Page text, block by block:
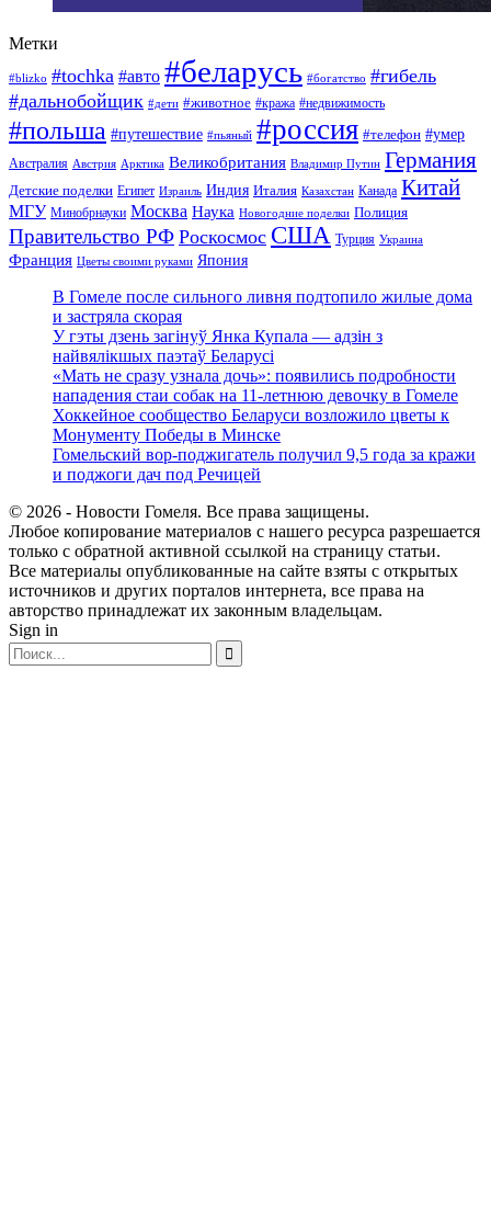
Метки
#blizko #tochka #авто #беларусь #богатство #гибель
#дальнобойщик #дети #животное #кража #недвижимость
#польша #путешествие #пьяный #россия #телефон #умер
Австралия Австрия Арктика Великобритания Владимир Путин Германия
Детские поделки Египет Израиль Индия Италия Казахстан Канада Китай
МГУ Минобрнауки Москва Наука Новогодние поделки Полиция
Правительство РФ Роскосмос США Турция Украина
Франция Цветы своими руками Япония
В Гомеле после сильного ливня подтопило жилые дома
и застряла скорая
У гэты дзень загінуў Янка Купала — адзін з
найвялікшых паэтаў Беларусі
«Мать не сразу узнала дочь»: появились подробности
нападения стаи собак на 11-летнюю девочку в Гомеле
Хоккейное сообщество Беларуси возложило цветы к
Монументу Победы в Минске
Гомельский вор-поджигатель получил 9,5 года за кражи
и поджоги дач под Речицей
© 2026 - Новости Гомеля. Все права защищены.
Любое копирование материалов с нашего ресурса разрешается
только с обратной активной ссылкой на страницу статьи.
Все материалы опубликованные на сайте взяты с открытых
источников и других порталов интернета, все права на
авторство принадлежат их законным владельцам.
Sign in